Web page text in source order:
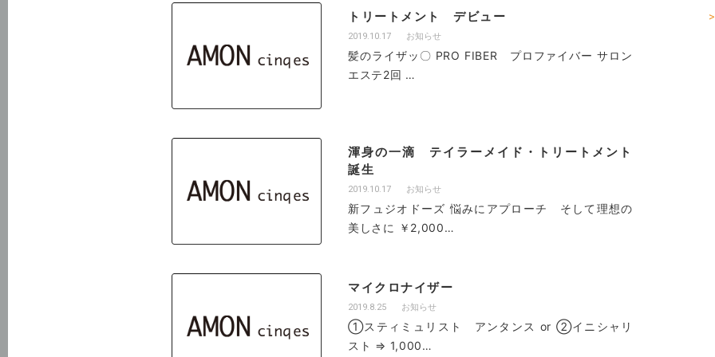
トリートメント デビュー
2019.10.17 お知らせ
髪のライザッ〇 PRO FIBER プロファイバー サロン
エステ2回 …
渾身の一滴 テイラーメイド・トリートメント
誕生
2019.10.17 お知らせ
新フュジオドーズ 悩みにアプローチ そして理想の
美しさに ￥2,000…
マイクロナイザー
2019.8.25 お知らせ
①スティミュリスト アンタンス or ②イニシャリ
スト ⇒ 1,000…